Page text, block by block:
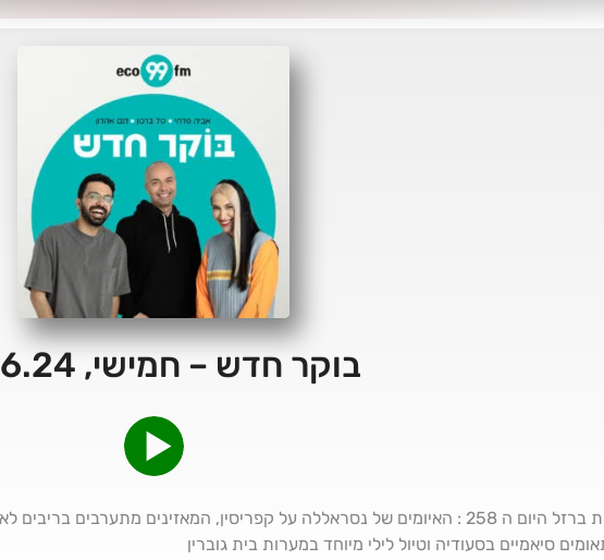
בוקר חדש – חמישי, 20.6.24
חרבות ברזל היום ה 258 : האיומים של נסראללה על קפריסין, המאזינים
סיאמיים בסעודיה וטיול לילי מיוחד במערות בית גוברין